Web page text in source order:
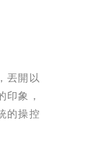
丟開以
印象，
的操控